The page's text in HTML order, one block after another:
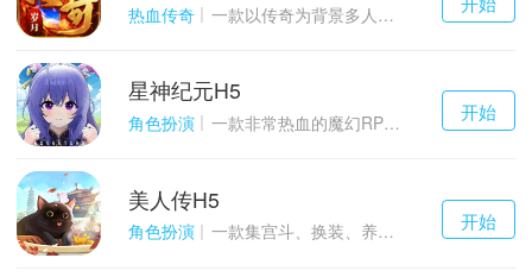
游戏
热血传奇 一款以传奇为背景多人在线的ARPG大作
千百度h5
游戏
开始
星神纪元H5
角色扮演 一款非常热血的魔幻RPG游戏
千百度h5
游戏
开始
美人传H5
角色扮演 一款集宫斗、换装、养成等于一体的古装宫廷恋爱手游